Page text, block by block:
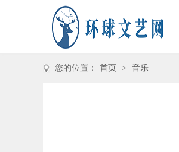
您的位置： 首页 > 音乐